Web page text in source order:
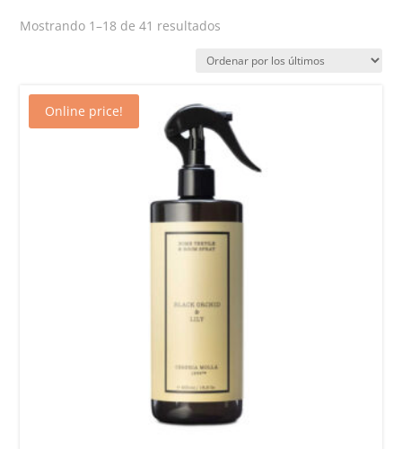
Mostrando 1–18 de 41 resultados
los
Online price!